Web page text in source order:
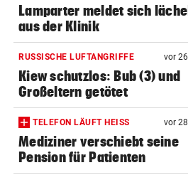
Lamparter meldet sich
aus der Klinik
RUSSISCHE LUFTANGRIFFE vor
Kiew schutzlos: Bub (3) und
Großeltern getötet
TELEFON LÄUFT HEISS vor
Mediziner verschiebt seine
Pension für Patienten